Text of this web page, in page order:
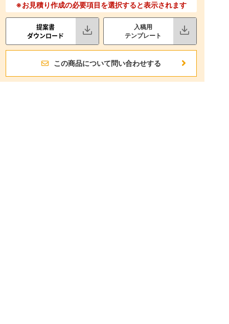
※お見積り作成の必要項目を選択すると表示されます
提案書
ダウンロード
入稿用
テンプレート
この商品について問い合わせする